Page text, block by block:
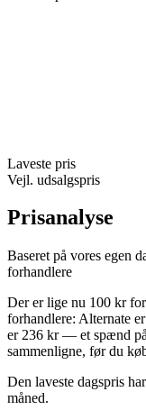
Laveste pris
Vejl. udsalgspris
Prisanalyse
Baseret på vores egen
forhandlere
Der er lige nu 100 kr
forhandlere: Alternate
er 236 kr — et spænd
sammenligne, før du
Den laveste dagspris
måned.